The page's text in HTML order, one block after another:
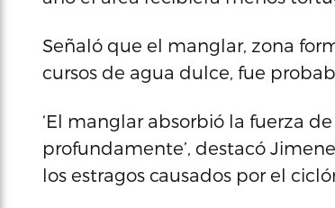
Señaló que el manglar, zona
cursos de agua dulce, fue
‘El manglar absorbió la fuerza
profundamente’, destacó
los estragos causados por el